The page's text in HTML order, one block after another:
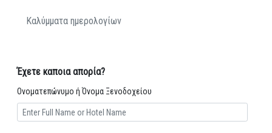
Καλύμματα ημερολογίων
Έχετε καποια απορία?
Ονοματεπώνυμο ή Όνομα Ξενοδοχείου